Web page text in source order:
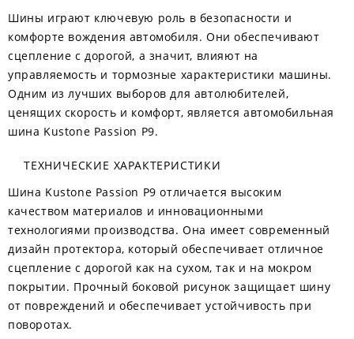
Шины играют ключевую роль в безопасности и
комфорте вождения автомобиля. Они обеспечивают
сцепление с дорогой, а значит, влияют на
управляемость и тормозные характеристики машины.
Одним из лучших выборов для автолюбителей,
ценящих скорость и комфорт, является автомобильная
шина Kustone Passion P9.
ТЕХНИЧЕСКИЕ ХАРАКТЕРИСТИКИ
Шина Kustone Passion P9 отличается высоким
качеством материалов и инновационными
технологиями производства. Она имеет современный
дизайн протектора, который обеспечивает отличное
сцепление с дорогой как на сухом, так и на мокром
покрытии. Прочный боковой рисунок защищает шину
от повреждений и обеспечивает устойчивость при
поворотах.